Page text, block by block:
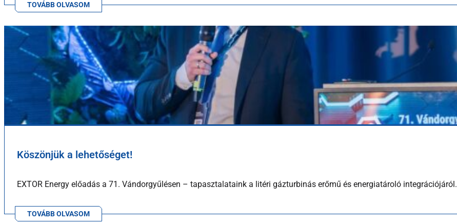
TOVÁBB OLVASOM
Köszönjük a lehetőséget!
EXTOR Energy előadás a 71. Vándorgyűlésen – tapasztalataink a litéri gázturbinás erőmű és energiatároló integrációjáról.
TOVÁBB OLVASOM